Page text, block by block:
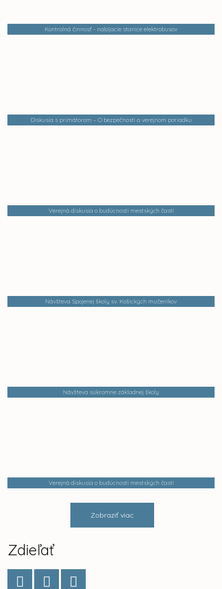
Kontrolná činnosť - nabíjacie stanice elektrobusov
Diskusia s primátorom – O bezpečnosti a verejnom poriadku
Verejná diskusia o budúcnosti mestských častí
Návšteva Spojenej školy sv. Košických mučeníkov
Návšteva súkromne základnej školy
Verejná diskusia o budúcnosti mestských častí
Zobraziť viac
Zdieľať